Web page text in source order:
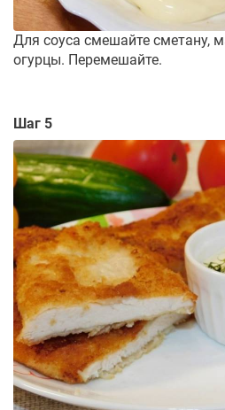
Для соуса смешайте сметану,
огурцы. Перемешайте.
Шаг 5